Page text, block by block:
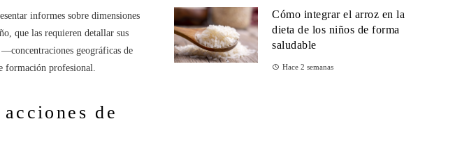
informes sobre dimensiones
que las requieren detallar sus
geográficas de
formación profesional.
de
Cómo integrar el arroz en la
dieta de los niños de forma
saludable
Hace 2 semanas